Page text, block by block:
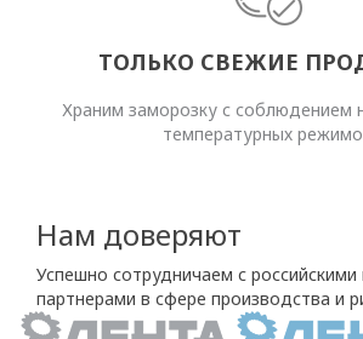
ТОЛЬКО СВЕЖИЕ
Храним заморозку с соблюдением
температурных
Нам доверяют
Успешно сотрудничаем с
партнерами в сфере производства и